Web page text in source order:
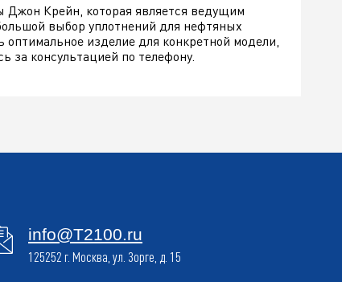
Крейн, которая является ведущим
выбор уплотнений для нефтяных
изделие для конкретной модели,
за консультацией по телефону.
info@T2100.ru
125252 г. Москва, ул. Зорге, д. 15